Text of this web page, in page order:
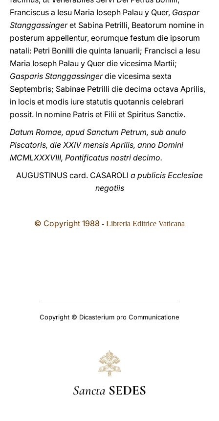
Franciscus a Iesu Maria Ioseph Palau y Quer, Gaspar
Stanggassingeret Sabina Petrilli, Beatorum nomine in
posterum appellentur, eorumque festum die ipsorum
natali: Petri Bonilli die quinta Ianuarii; Francisci a Iesu
Maria Ioseph Palau y Quer die vicesima Martii;
Gasparis Stanggassingerdie vicesima sexta
Septembris; Sabinae Petrilli die decima octava Aprilis,
in locis et modis iure statutis quotannis celebrari
possit. In nomine Patris et Filii et Spiritus Sancti».
Datum Romae, apud Sanctum Petrum, sub anulo
Piscatoris, die XXIV mensis Aprilis, anno Domini
MCMLXXXVIII, Pontificatus nostri decimo.
AUGUSTINUS card. CASAROLI a publicis Ecclesiae
negotiis
© Copyright 1988 - Libreria Editrice Vaticana
Copyright © Dicasterium pro Communicatione
Sancta SEDES